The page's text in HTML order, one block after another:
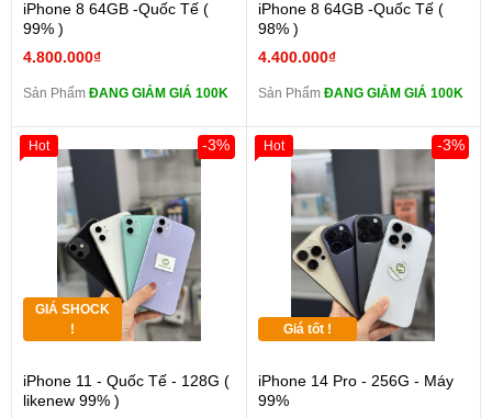
iPhone 8 64GB -Quốc Tế (
99% )
4.800.000₫
Sản Phẩm ĐANG GIẢM GIÁ 100K
iPhone 8 64GB -Quốc Tế (
98% )
4.400.000₫
Sản Phẩm ĐANG GIẢM GIÁ 100K
GIÁ SHOCK
!
iPhone 11 - Quốc Tế - 128G (
likenew 99% )
-3%
Hot
Giá tốt !
iPhone 14 Pro - 256G - Máy
99%
-3%
Hot